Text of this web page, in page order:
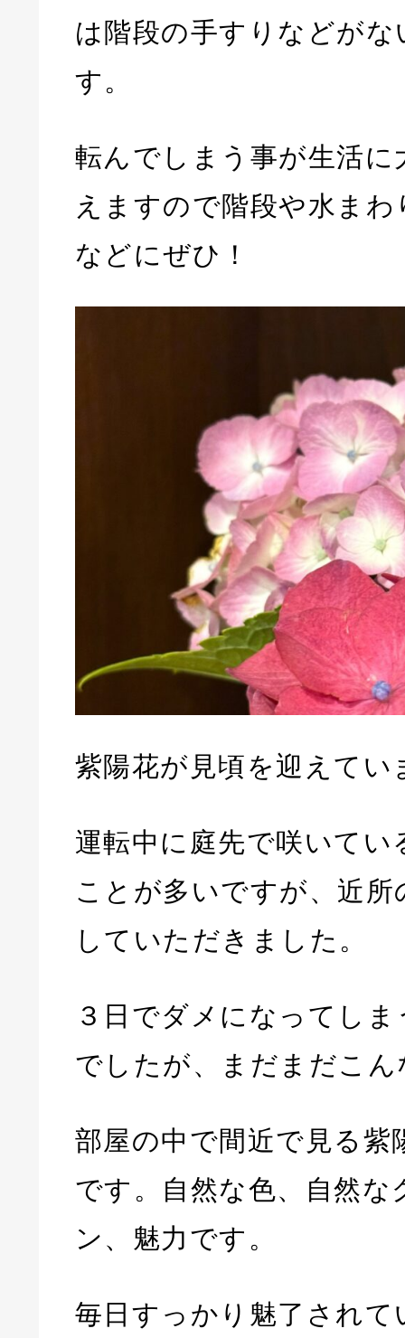
は階段の手すりなどが
す。
転んでしまう事が生活に
えますので階段や水ま
などにぜひ！
紫陽花が見頃を迎えてい
運転中に庭先で咲いてい
ことが多いですが、近
していただきました。
３日でダメになってし
でしたが、まだまだこん
部屋の中で間近で見る紫
です。自然な色、自然な
ン、魅力です。
毎日すっかり魅了されて